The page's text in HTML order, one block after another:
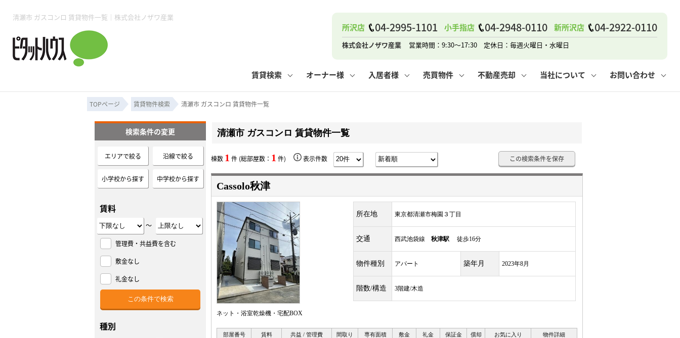
清瀬市 ガスコンロ 賃貸物件一覧｜株式会社ノザワ産業
所沢店 04-2995-1101 小手指店 04-2948-0110 新所沢店 04-2922-0110
株式会社ノザワ産業 営業時間：9:30～17:30 定休日：毎週火曜日・水曜日
賃貸検索
所沢賃貸TOP 物件検索フォーム お気に入り 閲覧履歴
コンテナ
オーナー様
賃貸管理業務 土地・空き家活用 空き家管理 管理物件一覧
入居者様
入居者様用ページTOP 入居中のマナー 住まいのトラブルQ&A
売買物件
売買物件一覧 購入時の諸費用 購入までの流れ よくある質問
不動産売却
無料売却査定 仲介手数料について 業者の選び方 媒介契約の種類
必要な書類 売却の流れ よくある質問 相続
当社について
会社概要 スタッフ紹介 お知らせ お客様の声
ピタットハウス小手指店 ピタットハウス新所沢店
お問い合わせ
ご来店予約 お住まいの解約手続き その他の問合せ
必要な書類 よくある質問 相続
ピタットハウス小手指店 ピタットハウス新所沢店
TOPページ 賃貸物件検索 清瀬市 ガスコンロ 賃貸物件一覧
清瀬市 ガスコンロ 賃貸物件一覧
棟数 1 件 (総部屋数： 1 件) 表示件数 この検索条件を保存
Cassolo秋津
所在地 東京都清瀬市梅園３丁目
交通 西武池袋線 秋津駅 徒歩16分
物件種別 アパート 築年月 2023年8月
階数/構造 3階建/木造
ネット・浴室乾燥機・宅配BOX
部屋番号 賃料 共益 / 管理費 間取り 専有面積 敷金 礼金 保証金 償却 お気に入り 物件詳細
検索条件の変更
エリアで絞る 沿線で絞る
小学校から探す 中学校から探す
賃料
～
管理費・共益費を含む
敷金なし
礼金なし
種別